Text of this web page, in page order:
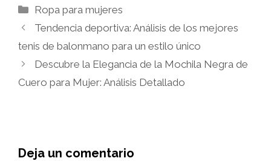
Categorías
Ropa para mujeres
Tendencia deportiva: Análisis de los mejores
tenis de balonmano para un estilo único
Descubre la Elegancia de la Mochila Negra de
Cuero para Mujer: Análisis Detallado
Deja un comentario